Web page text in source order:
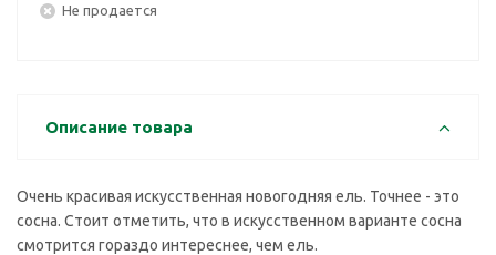
Не продается
Описание товара
Очень красивая искусственная новогодняя ель. Точнее - это
сосна. Стоит отметить, что в искусственном варианте сосна
смотрится гораздо интереснее, чем ель.